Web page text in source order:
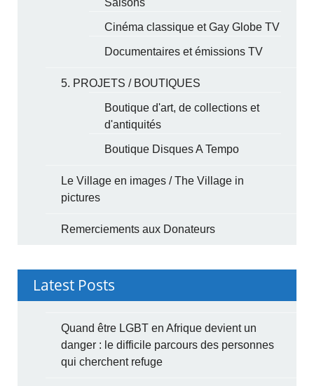
Cinéma classique et Gay Globe TV
Documentaires et émissions TV
5. PROJETS / BOUTIQUES
Boutique d'art, de collections et
d'antiquités
Boutique Disques A Tempo
Le Village en images / The Village in
pictures
Remerciements aux Donateurs
Latest Posts
Quand être LGBT en Afrique devient un
danger : le difficile parcours des personnes
qui cherchent refuge